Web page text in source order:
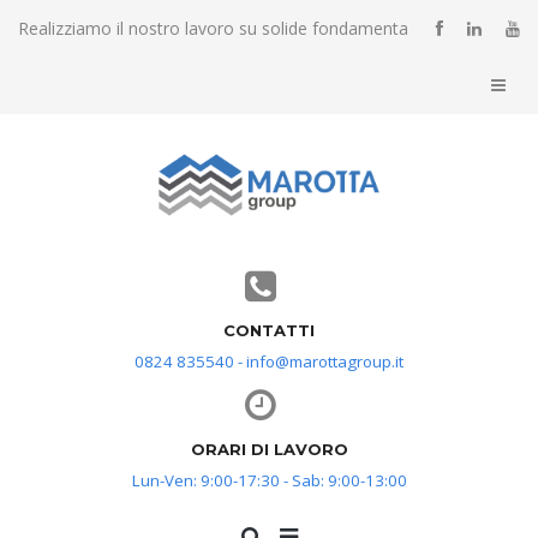
Realizziamo il nostro lavoro su solide fondamenta
CONTATTI
0824 835540 - info@marottagroup.it
ORARI DI LAVORO
Lun-Ven: 9:00-17:30 - Sab: 9:00-13:00